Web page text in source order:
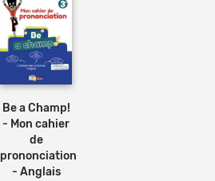
Ajouter
au
Be a Champ!
- Mon cahier
de
prononciation
- Anglais